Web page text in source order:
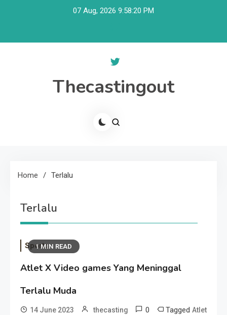
07 Aug, 2026 9:58:21 PM
Thecastingout
Home Terlalu
Terlalu
1 MIN READ
Sports
Atlet X Video games Yang Meninggal
Terlalu Muda
14 June 2023 thecasting 0 Tagged Atlet